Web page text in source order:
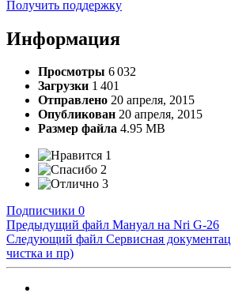
Получить поддержку
Информация
Просмотры 6 032
Загрузки 1 401
Отправлено 20 апреля, 2015
Опубликован 20 апреля, 2015
Размер файла 4.95 MB
1
2
3
Подписчики 0
Предыдущий файл Мануал на Nri G-26
Следующий файл Сервисная
чистка и пр)